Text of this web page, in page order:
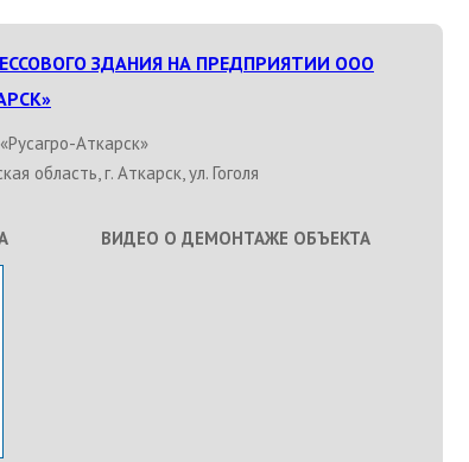
ЗДАНИЯ НА ПРЕДПРИЯТИИ ООО
Аткарск»
область, г. Аткарск, ул. Гоголя
ВИДЕО О ДЕМОНТАЖЕ ОБЪЕКТА